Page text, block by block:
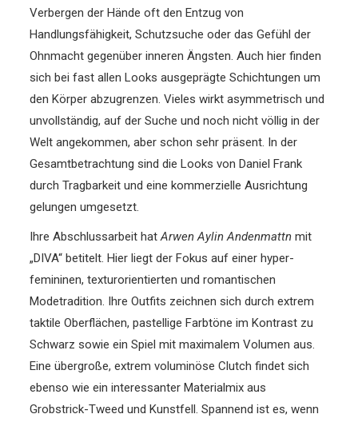
Verbergen der Hände oft den Entzug von
Handlungsfähigkeit, Schutzsuche oder das Gefühl der
Ohnmacht gegenüber inneren Ängsten. Auch hier finden
sich bei fast allen Looks ausgeprägte Schichtungen um
den Körper abzugrenzen. Vieles wirkt asymmetrisch und
unvollständig, auf der Suche und noch nicht völlig in der
Welt angekommen, aber schon sehr präsent. In der
Gesamtbetrachtung sind die Looks von Daniel Frank
durch Tragbarkeit und eine kommerzielle Ausrichtung
gelungen umgesetzt.
Ihre Abschlussarbeit hatArwen Aylin Andenmattn mit
„DIVA“ betitelt. Hier liegt der Fokus auf einer hyper-
femininen, texturorientierten und romantischen
Modetradition. Ihre Outfits zeichnen sich durch extrem
taktile Oberflächen, pastellige Farbtöne im Kontrast zu
Schwarz sowie ein Spiel mit maximalem Volumen aus.
Eine übergroße, extrem voluminöse Clutch findet sich
ebenso wie ein interessanter Materialmix aus
Grobstrick-Tweed und Kunstfell.Spannend ist es, wenn